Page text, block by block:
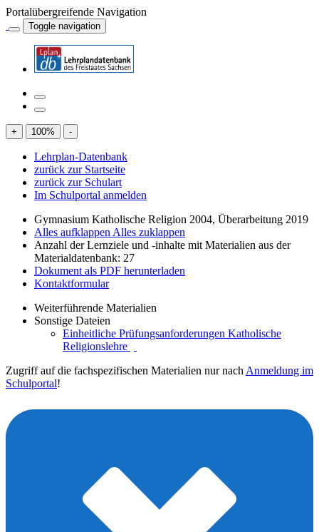
Portalübergreifende Navigation
Toggle navigation
+ 100% -
Lehrplan-Datenbank
zurück zur Startseite
zurück zur Schulart
Im Schulportal anmelden
Gymnasium Katholische Religion 2004, Überarbeitung 2019
Alles aufklappen Alles zuklappen
Anzahl der Lernziele und -inhalte mit Materialien aus der
Materialdatenbank: 27
Dokument als PDF herunterladen
Kontaktformular
Weiterführende Materialien
Sonstige Dateien
Einheitliche Prüfungsanforderungen Katholische
Religionslehre
Zugriff auf die fachspezifischen Materialien nur nach Anmeldung im
Schulportal!